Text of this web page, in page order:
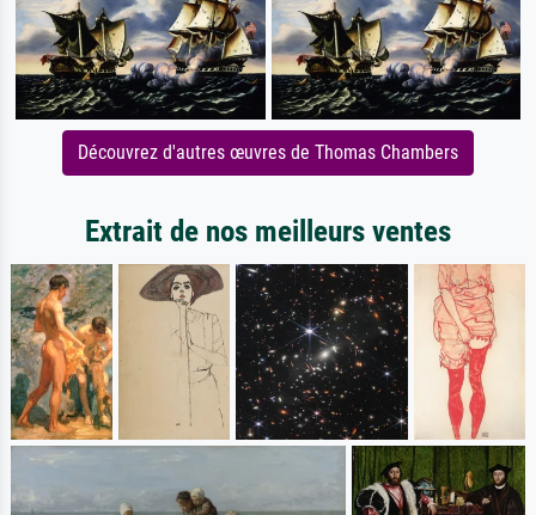
Découvrez d'autres œuvres de Thomas Chambers
Extrait de nos meilleurs ventes